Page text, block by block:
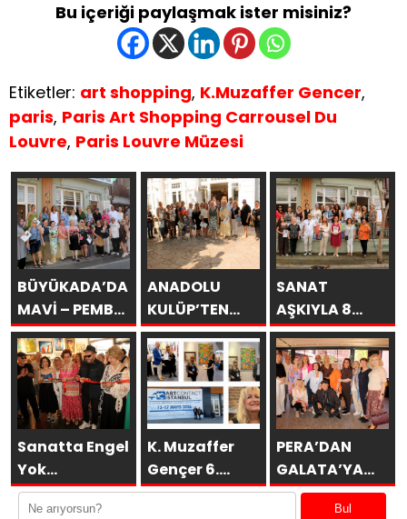
Bu içeriği paylaşmak ister misiniz?
Etiketler: art shopping, K.Muzaffer Gencer,
paris, Paris Art Shopping Carrousel Du
Louvre, Paris Louvre Müzesi
BÜYÜKADA’DA
MAVİ – PEMBE
DÜŞLER
ANADOLU
KULÜP’TEN
ESİNTİLER
SANAT
AŞKIYLA 8
AÇILDI
Sanatta Engel
Yok
Vakfı’ndan
K. Muzaffer
Gençer 6.
ARTCONTACT
PERA’DAN
GALATA’YA
GURUBU
Bul